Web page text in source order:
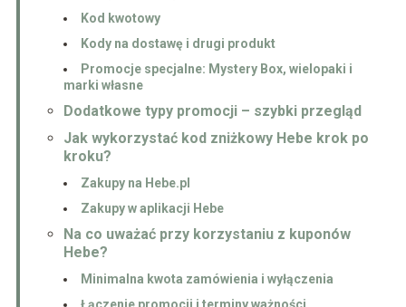
Kod kwotowy
Kody na dostawę i drugi produkt
Promocje specjalne: Mystery Box, wielopaki i
marki własne
Dodatkowe typy promocji – szybki przegląd
Jak wykorzystać kod zniżkowy Hebe krok po
kroku?
Zakupy na Hebe.pl
Zakupy w aplikacji Hebe
Na co uważać przy korzystaniu z kuponów
Hebe?
Minimalna kwota zamówienia i wyłączenia